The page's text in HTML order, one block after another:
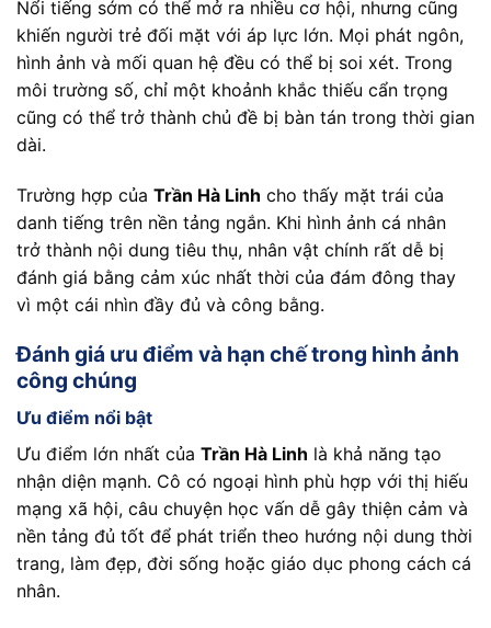
Nổi tiếng sớm có thể mở ra nhiều cơ hội, nhưng cũng
khiến người trẻ đối mặt với áp lực lớn. Mọi phát ngôn,
hình ảnh và mối quan hệ đều có thể bị soi xét. Trong
môi trường số, chỉ một khoảnh khắc thiếu cẩn trọng
cũng có thể trở thành chủ đề bị bàn tán trong thời gian
dài.
Trường hợp của Trần Hà Linh cho thấy mặt trái của
danh tiếng trên nền tảng ngắn. Khi hình ảnh cá nhân
trở thành nội dung tiêu thụ, nhân vật chính rất dễ bị
đánh giá bằng cảm xúc nhất thời của đám đông thay
vì một cái nhìn đầy đủ và công bằng.
Đánh giá ưu điểm và hạn chế trong hình ảnh
công chúng
Ưu điểm nổi bật
Ưu điểm lớn nhất của Trần Hà Linh là khả năng tạo
nhận diện mạnh. Cô có ngoại hình phù hợp với thị hiếu
mạng xã hội, câu chuyện học vấn dễ gây thiện cảm và
nền tảng đủ tốt để phát triển theo hướng nội dung thời
trang, làm đẹp, đời sống hoặc giáo dục phong cách cá
nhân.